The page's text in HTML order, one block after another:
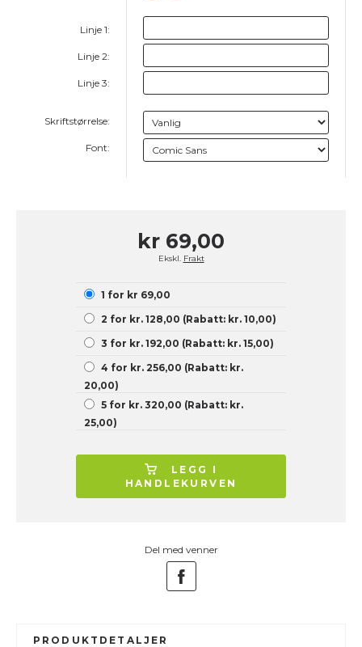
Linje 1:
Linje 2:
Linje 3:
Skriftstørrelse:
Font:
kr 69,00
Ekskl. Frakt
1 for kr 69,00
2 for kr. 128,00 (Rabatt: kr. 10,00)
3 for kr. 192,00 (Rabatt: kr. 15,00)
4 for kr. 256,00 (Rabatt: kr.
20,00)
5 for kr. 320,00 (Rabatt: kr.
25,00)
LEGG I
HANDLEKURVEN
Del med venner
PRODUKTDETALJER